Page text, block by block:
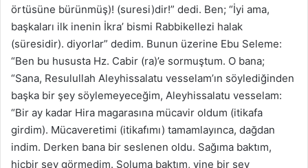
örtüsüne bürünmüş)! (suresi)dir!” dedi. Ben; “İyi ama,
başkaları ilk inenin İkra’ bismi Rabbikellezi halak
(süresidir). diyorlar” dedim. Bunun üzerine Ebu Seleme:
“Ben bu hususta Hz. Cabir (ra)’e sormuştum. O bana;
“Sana, Resulullah Aleyhissalatu vesselam’ın söylediğinden
başka bir şey söylemeyeceğim, Aleyhissalatu vesselam:
“Bir ay kadar Hira magarasına mücavir oldum (itikafa
girdim). Mücaveretimi (itikafımı) tamamlayınca, dağdan
indim. Derken bana bir seslenen oldu. Sağıma baktım,
hiçbir şey görmedim. Soluma baktım, yine bir şey